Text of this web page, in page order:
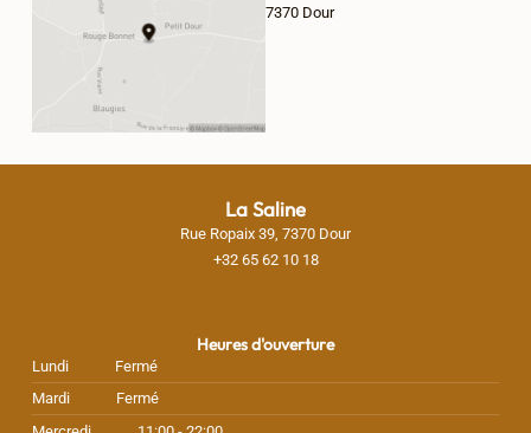
7370 Dour
La Saline
Rue Ropaix 39, 7370 Dour
+32 65 62 10 18
Heures d'ouverture
Lundi
Fermé
Mardi
Fermé